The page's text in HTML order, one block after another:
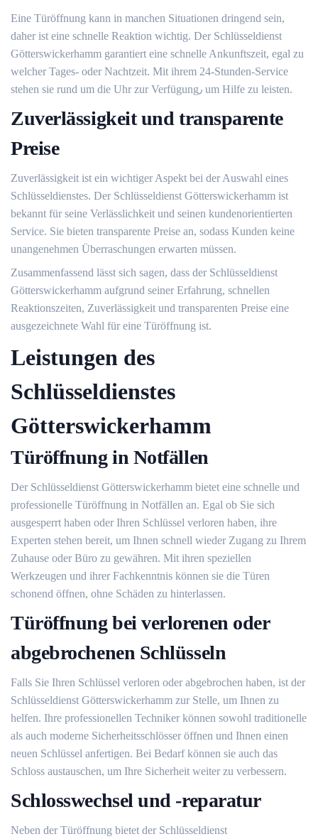
Eine Türöffnung kann in manchen Situationen dringend sein,
daher ist eine schnelle Reaktion wichtig. Der Schlüsseldienst
Götterswickerhamm garantiert eine schnelle Ankunftszeit, egal zu
welcher Tages- oder Nachtzeit.​ Mit ihrem 24-Stunden-Service
stehen sie rund um die Uhr zur Verfügung٫ um Hilfe zu leisten.​
Zuverlässigkeit und transparente
Preise
Zuverlässigkeit ist ein wichtiger Aspekt bei der Auswahl eines
Schlüsseldienstes.​ Der Schlüsseldienst Götterswickerhamm ist
bekannt für seine Verlässlichkeit und seinen kundenorientierten
Service.​ Sie bieten transparente Preise an, sodass Kunden keine
unangenehmen Überraschungen erwarten müssen.​
Zusammenfassend lässt sich sagen, dass der Schlüsseldienst
Götterswickerhamm aufgrund seiner Erfahrung, schnellen
Reaktionszeiten, Zuverlässigkeit und transparenten Preise eine
ausgezeichnete Wahl für eine Türöffnung ist.​
Leistungen des
Schlüsseldienstes
Götterswickerhamm
Türöffnung in Notfällen
Der Schlüsseldienst Götterswickerhamm bietet eine schnelle und
professionelle Türöffnung in Notfällen an.​ Egal ob Sie sich
ausgesperrt haben oder Ihren Schlüssel verloren haben, ihre
Experten stehen bereit, um Ihnen schnell wieder Zugang zu Ihrem
Zuhause oder Büro zu gewähren.​ Mit ihren speziellen
Werkzeugen und ihrer Fachkenntnis können sie die Türen
schonend öffnen, ohne Schäden zu hinterlassen.​
Türöffnung bei verlorenen oder
abgebrochenen Schlüsseln
Falls Sie Ihren Schlüssel verloren oder abgebrochen haben, ist der
Schlüsseldienst Götterswickerhamm zur Stelle, um Ihnen zu
helfen.​ Ihre professionellen Techniker können sowohl traditionelle
als auch moderne Sicherheitsschlösser öffnen und Ihnen einen
neuen Schlüssel anfertigen.​ Bei Bedarf können sie auch das
Schloss austauschen, um Ihre Sicherheit weiter zu verbessern.​
Schlosswechsel und -reparatur
Neben der Türöffnung bietet der Schlüsseldienst